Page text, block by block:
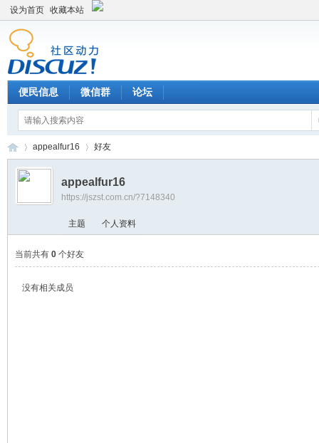
设为首页 收藏本站
便民信息 微信群 论坛
›
appealfur16 好友
appealfur16
https://jszst.com.cn/?7148340
主题 个人资料
当前共有 0个好友
没有相关成员